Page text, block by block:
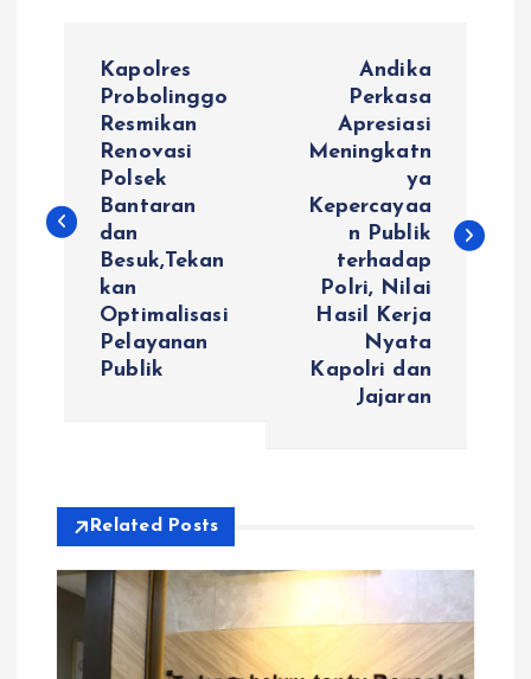
i
p
o
Kapolres
Probolinggo
Resmikan
Renovasi
Polsek
Bantaran
dan
Besuk,Tekan
kan
Optimalisasi
Pelayanan
Publik
Andika
Perkasa
Apresiasi
Meningkatn
ya
Kepercayaa
n Publik
terhadap
Polri, Nilai
Hasil Kerja
Nyata
Kapolri dan
Jajaran
Related Posts